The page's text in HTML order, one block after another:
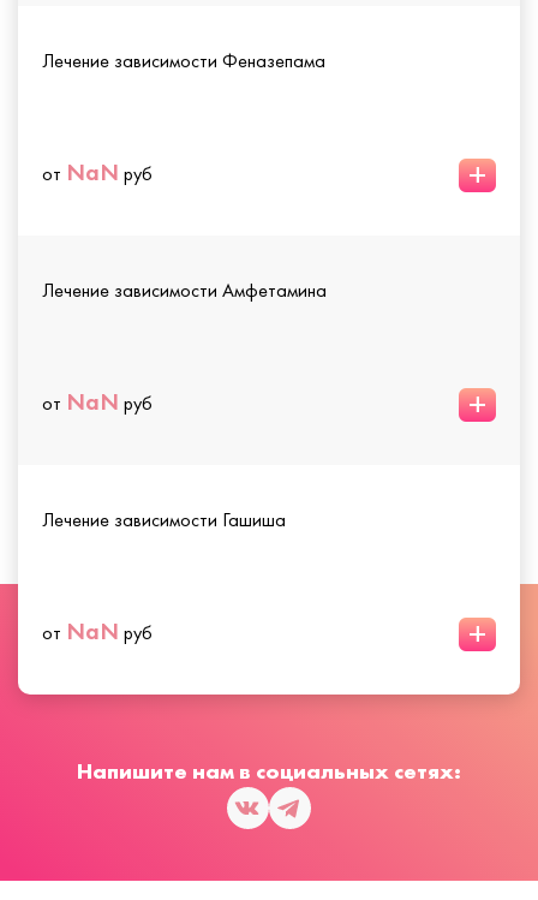
Лечение зависимости Феназепама
от NaN руб +
Лечение зависимости Амфетамина
от NaN руб +
Лечение зависимости Гашиша
от NaN руб +
Напишите нам в социальных сетях: